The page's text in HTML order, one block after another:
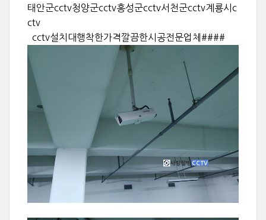
태안군cctv청양군cctv홍성군cctv서천군cctv계룡시c
ctv
cctv설치대행착한가격깔끔한시공전문업체####